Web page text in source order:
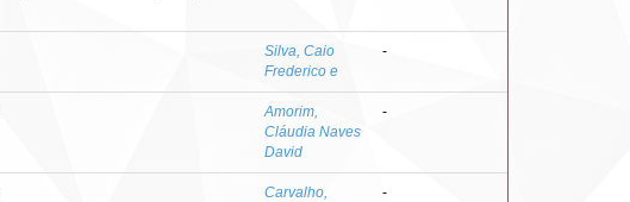
Silva, Caio
Frederico e
-
Amorim,
Cláudia Naves
David
-
Carvalho,
-